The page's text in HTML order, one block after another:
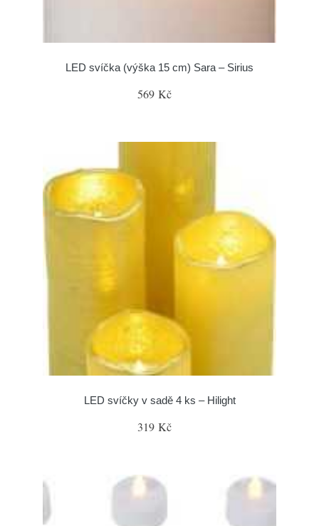
LED svíčka (výška 15 cm) Sara – Sirius
569 Kč
LED svíčky v sadě 4 ks – Hilight
319 Kč